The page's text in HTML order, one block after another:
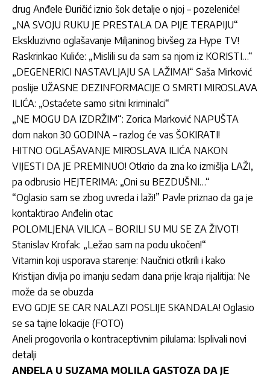
drug Anđele Đuričić iznio šok detalje o njoj – pozeleniće!
„NA SVOJU RUKU JE PRESTALA DA PIJE TERAPIJU“
Ekskluzivno oglašavanje Miljaninog bivšeg za Hype TV!
Raskrinkao Kuliće: „Mislili su da sam sa njom iz KORISTI…“
„DEGENERICI NASTAVLJAJU SA LAŽIMA!“ Saša Mirković
poslije UŽASNE DEZINFORMACIJE O SMRTI MIROSLAVA
ILIĆA: „Ostaćete samo sitni kriminalci“
„NE MOGU DA IZDRŽIM“: Zorica Marković NAPUŠTA
dom nakon 30 GODINA – razlog će vas ŠOKIRATI!
HITNO OGLAŠAVANJE MIROSLAVA ILIĆA NAKON
VIJESTI DA JE PREMINUO! Otkrio da zna ko izmišlja LAŽI,
pa odbrusio HEJTERIMA: „Oni su BEZDUŠNI…“
“Oglasio sam se zbog uvreda i laži!” Pavle priznao da ga je
kontaktirao Anđelin otac
POLOMLJENA VILICA – BORILI SU MU SE ZA ŽIVOT!
Stanislav Krofak: „Ležao sam na podu ukočen!“
Vitamin koji usporava starenje: Naučnici otkrili i kako
Kristijan divlja po imanju sedam dana prije kraja rijalitija: Ne
može da se obuzda
EVO GDJE SE CAR NALAZI POSLIJE SKANDALA! Oglasio
se sa tajne lokacije (FOTO)
Aneli progovorila o kontraceptivnim pilulama: Isplivali novi
detalji
ANĐELA U SUZAMA MOLILA GASTOZA DA JE